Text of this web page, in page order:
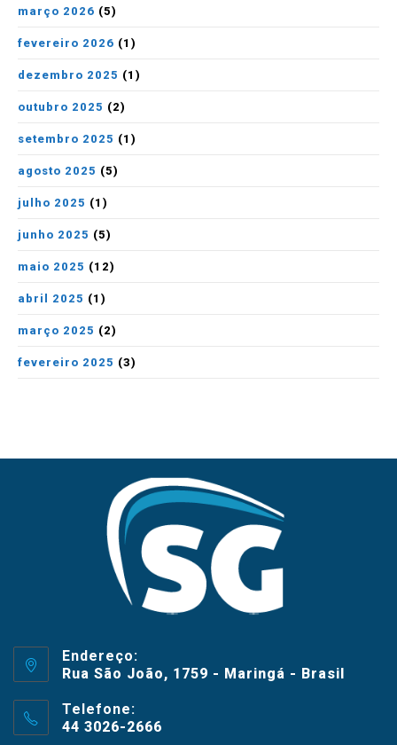
março 2026 (5)
fevereiro 2026 (1)
dezembro 2025 (1)
outubro 2025 (2)
setembro 2025 (1)
agosto 2025 (5)
julho 2025 (1)
junho 2025 (5)
maio 2025 (12)
abril 2025 (1)
março 2025 (2)
fevereiro 2025 (3)
Endereço:
Rua São João, 1759 - Maringá - Brasil
Telefone:
44 3026-2666